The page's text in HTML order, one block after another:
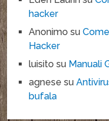
hacker
Anonimo su
Hacker
luisito su Manuali
agnese su
bufala